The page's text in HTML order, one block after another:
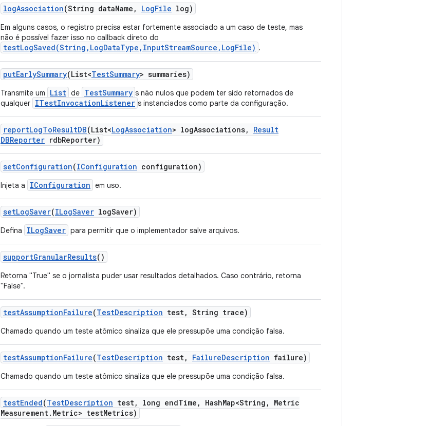
logAssociation(String dataName , LogFile log)
Em alguns casos, o registro precisa estar fortemente associado a um caso de teste, mas
não é possível fazer isso no callback direto do
testLogSaved(String,LogDataType,InputStreamSource,LogFile) .
putEarlySummary(List<TestSummary> summaries)
Transmite um List de TestSummary s não nulos que podem ter sido retornados de
qualquer ITestInvocationListener s instanciados como parte da configuração.
reportLogToResultDB(List<LogAssociation> logAssociations,
Result
DBReporter rdbReporter)
setConfiguration(IConfiguration configuration)
Injeta a IConfiguration em uso.
setLogSaver(ILogSaver logSaver)
Defina ILogSaver para permitir que o implementador salve arquivos.
supportGranularResults()
Retorna "True" se o jornalista puder usar resultados detalhados. Caso contrário, retorna
"False".
testAssumptionFailure(TestDescription test, String trace)
Chamado quando um teste atômico sinaliza que ele pressupõe uma condição falsa.
testAssumptionFailure(TestDescription test, FailureDescription failure)
Chamado quando um teste atômico sinaliza que ele pressupõe uma condição falsa.
testEnded(TestDescription test, long endTime , HashMap<String ,
Metric
Measurement. Metric> testMetrics)